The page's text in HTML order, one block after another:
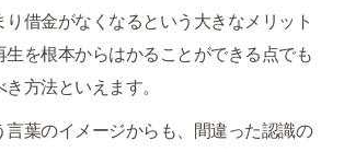
り借金がなくなるという大きなメリット
生を根本からはかることができる点でも
方法といえます。
言葉のイメージからも、間違った認識の